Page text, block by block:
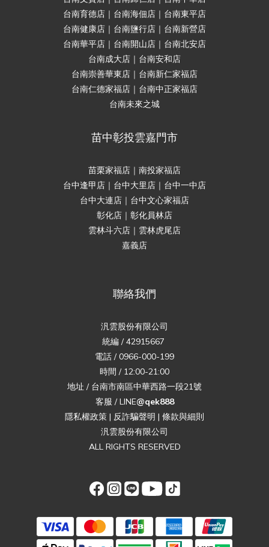
台南育德店｜台南海佃店｜台南東平店
台南健康店｜台南鹽行店｜台南新營店
台南華平店｜台南開山店｜台南北安店
台南成大店｜台南安和店
台南崇善華東店｜台南新仁家福店
台南仁德家福店｜台南中正家福店
台南未來之城
苗中彰投雲嘉門市
苗栗家福店｜南投家福店
台中逢甲店｜台中大里店｜台中一中店
台中大連店｜台中文心家福店
彰化店｜彰化員林店
雲林斗六店｜雲林虎尾店
嘉義店
聯絡我們
汎雲股份有限公司
統編 / 42915667
電話 / 0966-000-199
時間 / 12:00-21:00
地址 / 台南市南區中華西路一段21號
客服 / LINE@qek888
隱私權政策 | 反詐騙聲明 | 條款與細則
汎雲股份有限公司
ALL RIGHTS RESERVED